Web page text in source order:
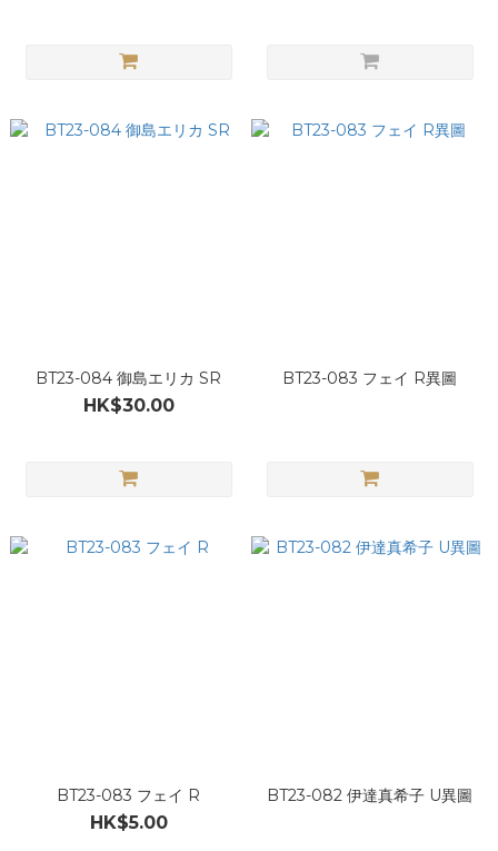
BT23-084 御島エリカ SR
HK$30.00
BT23-083 フェイ R異圖
BT23-083 フェイ R
HK$5.00
BT23-082 伊達真希子 U異圖